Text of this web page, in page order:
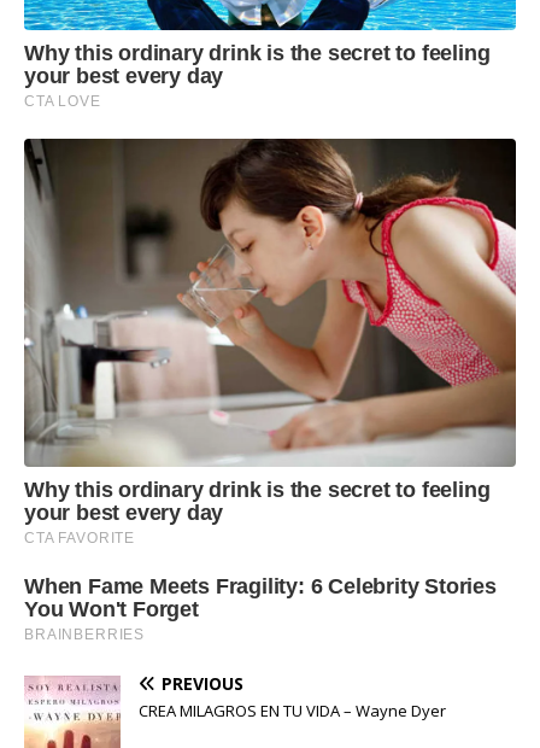
PREVIOUS
CREA MILAGROS EN TU VIDA – Wayne Dyer